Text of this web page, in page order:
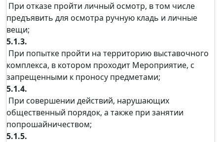
При отказе пройти личный осмотр, в том числе
предъявить для осмотра ручную кладь и личные
вещи;
5.1.3.
При попытке пройти на территорию выставочного
комплекса, в котором проходит Мероприятие, с
запрещенными к проносу предметами;
5.1.4.
При совершении действий, нарушающих
общественный порядок, а также при занятии
попрошайничеством;
5.1.5.